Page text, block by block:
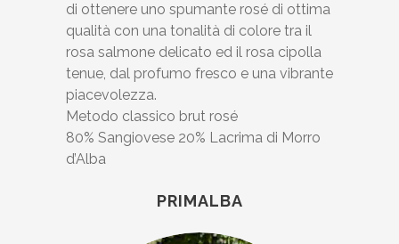
di ottenere uno spumante rosé di ottima
qualità con una tonalità di colore tra il
rosa salmone delicato ed il rosa cipolla
tenue, dal profumo fresco e una vibrante
piacevolezza.
Metodo classico brut rosé
80% Sangiovese 20% Lacrima di Morro
d’Alba
PRIMALBA